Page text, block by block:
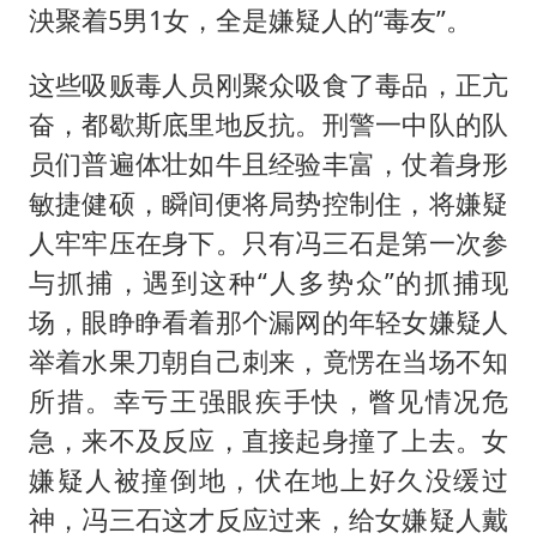
泱聚着5男1女，全是嫌疑人的“毒友”。
这些吸贩毒人员刚聚众吸食了毒品，正亢
奋，都歇斯底里地反抗。刑警一中队的队
员们普遍体壮如牛且经验丰富，仗着身形
敏捷健硕，瞬间便将局势控制住，将嫌疑
人牢牢压在身下。只有冯三石是第一次参
与抓捕，遇到这种“人多势众”的抓捕现
场，眼睁睁看着那个漏网的年轻女嫌疑人
举着水果刀朝自己刺来，竟愣在当场不知
所措。幸亏王强眼疾手快，瞥见情况危
急，来不及反应，直接起身撞了上去。女
嫌疑人被撞倒地，伏在地上好久没缓过
神，冯三石这才反应过来，给女嫌疑人戴